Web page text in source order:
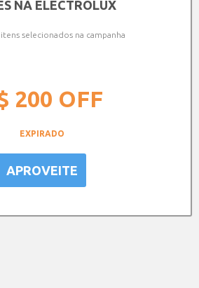
NA ELECTROLUX
selecionados na campanha
200 OFF
EXPIRADO
APROVEITE